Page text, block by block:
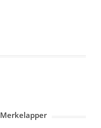
Merkelapper